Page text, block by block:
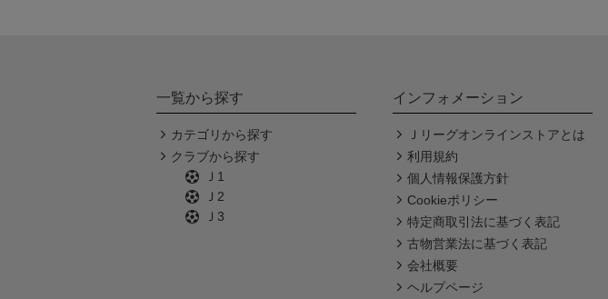
一覧から探す
カテゴリから探す
クラブから探す
Ｊ1
Ｊ2
Ｊ3
インフォメーション
Ｊリーグオンラインストアとは
利用規約
個人情報保護方針
Cookieポリシー
特定商取引法に基づく表記
古物営業法に基づく表記
会社概要
ヘルプページ